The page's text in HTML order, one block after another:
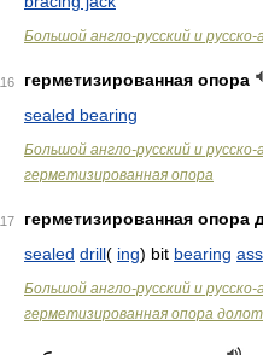
Большой англо-русский и русско-
герметизированная опора
sealed bearing
Большой англо-русский и русско-
герметизированная опора
герметизированная опора
sealed drill( ing) bit bearing
Большой англо-русский и русско-
герметизированная опора